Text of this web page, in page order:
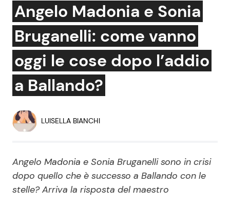
News e Cronaca
Attualità Italiana
Dal Mondo
Economia
Politica
Gossip e TV
Bellezze VIP
Reality e Talent
Soap Opera
Angelo Madonia e Sonia
Bruganelli: come vanno
oggi le cose dopo l’addio
a Ballando?
LUISELLA BIANCHI
Angelo Madonia e Sonia Bruganelli sono in crisi
dopo quello che è successo a Ballando con le
stelle? Arriva la risposta del maestro